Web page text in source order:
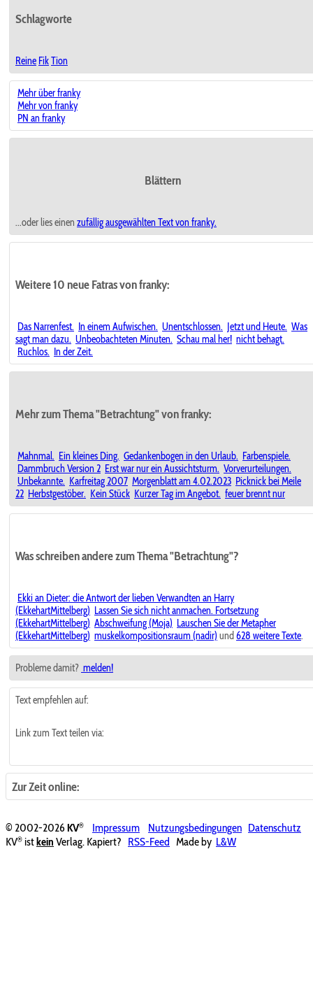
Schlagworte
Reine FikTion
Mehr über franky
Mehr von franky
PN an franky
Blättern
...oder lies einen zufällig ausgewählten Text von franky.
Weitere 10 neue Fatras von franky:
Das Narrenfest. In einem Aufwischen. Unentschlossen. Jetzt und Heute. Was
sagt man dazu. Unbeobachteten Minuten. Schau mal her! nicht behagt.
Ruchlos. In der Zeit.
Mehr zum Thema "Betrachtung" von franky:
Mahnmal. Ein kleines Ding. Gedankenbogen in den Urlaub. Farbenspiele.
Dammbruch Version 2 Erst war nur ein Aussichtsturm. Vorverurteilungen.
Unbekannte. Karfreitag 2007 Morgenblatt am 4.02.2023 Picknick bei Meile
22 Herbstgestöber. Kein Stück Kurzer Tag im Angebot. feuer brennt nur
Was schreiben andere zum Thema "Betrachtung"?
Ekki an Dieter: die Antwort der lieben Verwandten an Harry
(EkkehartMittelberg) Lassen Sie sich nicht anmachen. Fortsetzung
(EkkehartMittelberg) Abschweifung (Moja) Lauschen Sie der Metapher
(EkkehartMittelberg) muskelkompositionsraum (nadir) und 628 weitere Texte.
Probleme damit? melden!
Text empfehlen auf:
Link zum Text teilen via:
Zur Zeit online:
© 2002-2026KV® Impressum Nutzungsbedingungen Datenschutz
KV® ist kein Verlag. Kapiert? RSS-Feed Made by L&W